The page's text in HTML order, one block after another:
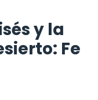
y la
Fe